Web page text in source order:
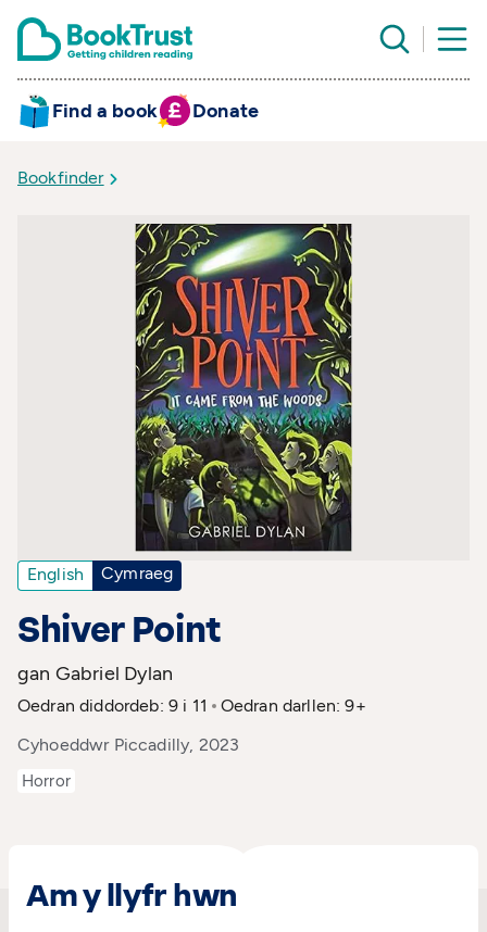
Find a book Donate
Bookfinder
English Cymraeg
Shiver Point
gan Gabriel Dylan
Oedran diddordeb: 9 i 11
Oedran darllen: 9+
Cyhoeddwr Piccadilly, 2023
Horror
Am y llyfr hwn